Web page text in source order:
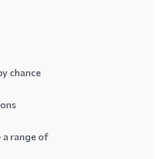
chance
range of